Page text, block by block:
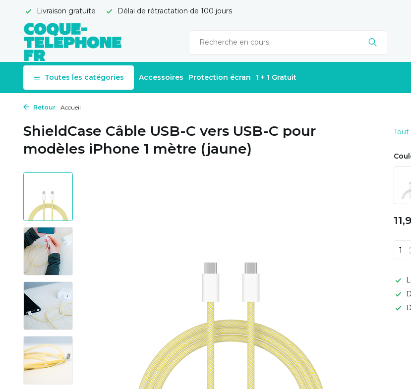
Livraison gratuite Délai de rétractation de 100 jours
Toutes les catégories Accessoires Protection écran 1 + 1 Gratuit
Retour Accueil
ShieldCase Câble USB-C vers USB-C pour
modèles iPhone 1 mètre (jaune)
Tout